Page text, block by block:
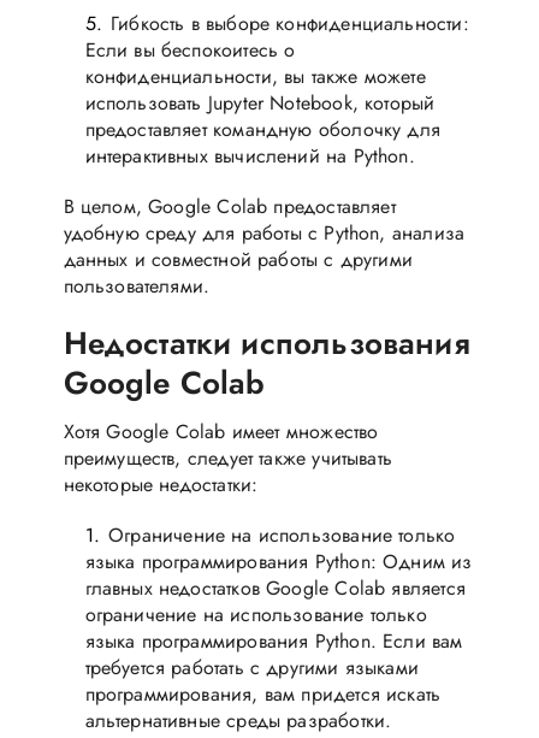
Гибкость в выборе конфиденциальности:
Если вы беспокоитесь о
конфиденциальности, вы также можете
использовать Jupyter Notebook, который
предоставляет командную оболочку для
интерактивных вычислений на Python.
В целом, Google Colab предоставляет
удобную среду для работы с Python, анализа
данных и совместной работы с другими
пользователями.
Недостатки использования
Google Colab
Хотя Google Colab имеет множество
преимуществ, следует также учитывать
некоторые недостатки:
Ограничение на использование только
языка программирования Python: Одним из
главных недостатков Google Colab является
ограничение на использование только
языка программирования Python. Если вам
требуется работать с другими языками
программирования, вам придется искать
альтернативные среды разработки.